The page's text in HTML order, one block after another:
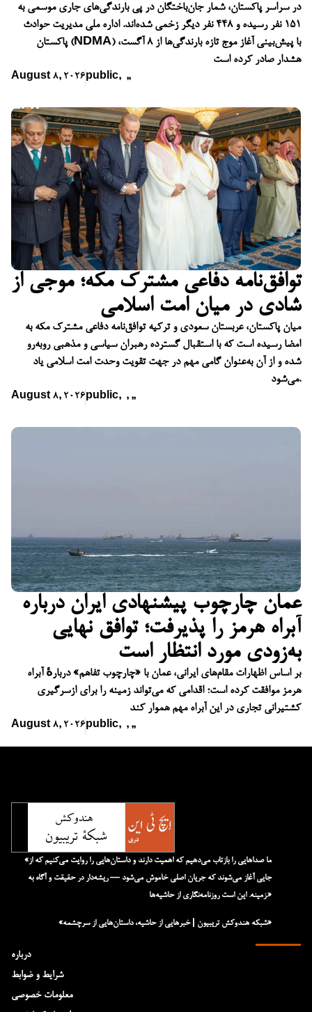
در سراسر پاکستان، شمار جان‌باختگان در پی بارندگی‌های جاری موسمی به
۱۵۱ نفر رسیده و ۴۴۸ نفر دیگر زخمی شده‌اند. اداره ملی مدیریت حوادث
پاکستان (NDMA) با پیش‌بینی آغاز موج تازه بارندگی‌ها از ۸ آگست،
هشدار صادر کرده است
August 8, 2026 public, ,,
توافق‌نامه دفاعی مشترک مکه؛ موجی از
شادی در میان امت اسلامی
میان پاکستان، عربستان سعودی و ترکیه توافق‌نامه دفاعی مشترک مکه به
امضا رسیده است که با استقبال گسترده رهبران سیاسی و مذهبی روبه‌رو
شده و از آن به‌عنوان گامی مهم در جهت تقویت وحدت امت اسلامی یاد
می‌شود.
August 8, 2026 public, ,,,
عمان چارچوب پیشنهادی ایران درباره
آبراه هرمز را پذیرفت؛ توافق نهایی
به‌زودی مورد انتظار است
بر اساس اظهارات مقام‌های ایرانی، عمان با «چارچوب تفاهم» دربارهٔ آبراه
هرمز موافقت کرده است؛ اقدامی که می‌تواند زمینه را برای ازسرگیری
کشتیرانی تجاری در این آبراه مهم هموار کند
August 8, 2026 public, ,,,
درباره
شرایط و ضوابط
معلومات خصوصی
«ما صداهایی را بازتاب می‌دهیم که اهمیت دارند و داستان‌هایی را روایت می‌کنیم که از
جایی آغاز می‌شوند که جریان اصلی خاموش می‌شود — ریشه‌دار در حقیقت و آگاه به
زمینه. این است روزنامه‌نگاری از حاشیه‌ها.»
«شبکه هند‌و‌کش تریبیون | خبرهایی از حاشیه، داستان‌هایی از سرچشمه»